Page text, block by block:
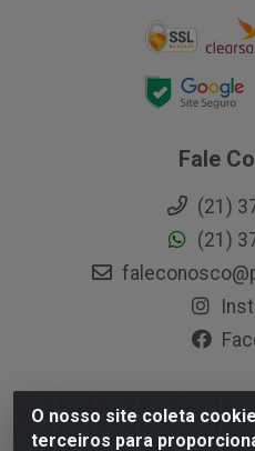
O nosso site coleta
terceiros para
Fale
(21)
(21)
Playvender Distribuidora -